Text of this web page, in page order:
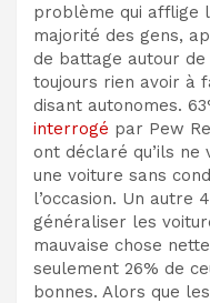
problème qui afflige
majorité des gens,
de battage autour
toujours rien avoir à
disant autonomes.
interrogé par Pew
ont déclaré qu’ils ne
une voiture sans
l’occasion. Un autre
généraliser les
mauvaise chose
seulement 26% de
bonnes. Alors que